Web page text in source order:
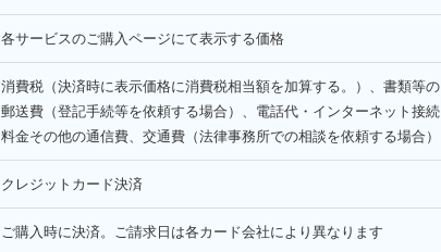
各サービスのご購入ページにて表示する価格
消費税（決済時に表示価格に消費税相当額を加算する。）、書類等の
郵送費（登記手続等を依頼する場合）、電話代・インターネット接続
料金その他の通信費、交通費（法律事務所での相談を依頼する場合）
クレジットカード決済
ご購入時に決済。ご請求日は各カード会社により異なります